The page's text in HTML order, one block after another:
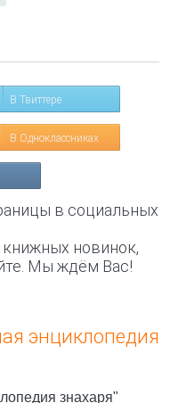
В Твиттере
В Одноклассниках
в социальных
книжных новинок,
Мы ждём Вас!
энциклопедия
знахаря"